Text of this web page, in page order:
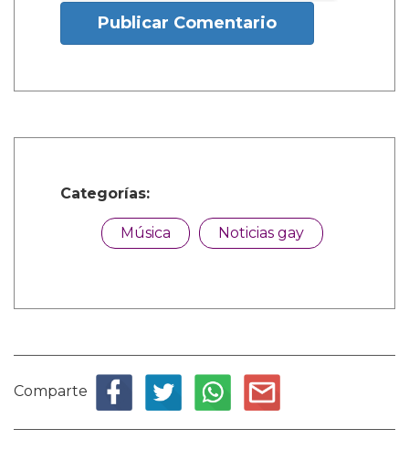
Publicar Comentario
Categorías:
Música Noticias gay
Comparte